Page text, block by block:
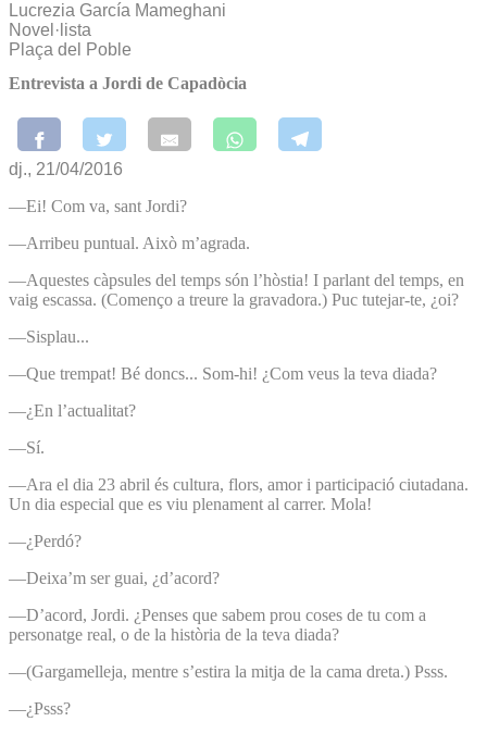
Lucrezia García Mameghani
Novel·lista
Plaça del Poble
Entrevista a Jordi de Capadòcia
dj., 21/04/2016
—Ei! Com va, sant Jordi?
—Arribeu puntual. Això m’a­grada.
—Aquestes càpsules del temps són l’hòstia! I parlant del temps, en
vaig escassa. (Començo a treure la gravadora.) Puc tutejar-te, ¿oi?
—Sisplau...
—Que trempat! Bé doncs... Som-hi! ¿Com veus la teva diada?
—¿En l’actualitat?
—Sí.
—Ara el dia 23 abril és cultura, flors, amor i participació ciutadana.
Un dia especial que es viu plenament al carrer. Mola!
—¿Perdó?
—Deixa’m ser guai, ¿d’acord?
—D’acord, Jordi. ¿Penses que sabem prou coses de tu com a
personatge real, o de la història de la teva diada?
—(Gargamelleja, mentre s’estira la mitja de la cama dreta.) Psss.
—¿Psss?